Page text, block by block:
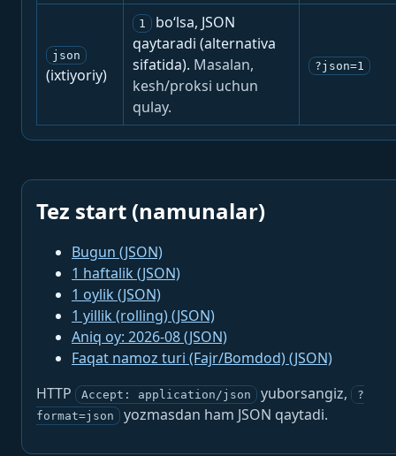
json
(ixtiyoriy)
1
bo‘lsa, JSON
qaytaradi (alternativa
sifatida). Masalan,
kesh/proksi uchun
qulay.
?json=1
Tez start (namunalar)
Bugun (JSON)
1 haftalik (JSON)
1 oylik (JSON)
1 yillik (rolling) (JSON)
Aniq oy: 2026-08 (JSON)
Faqat namoz turi (Fajr/Bomdod) (JSON)
HTTP
Accept: application/json yuborsangiz,
?
format=json
yozmasdan ham JSON qaytadi.